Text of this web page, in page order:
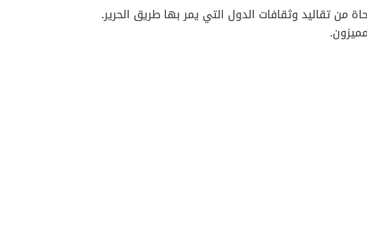
من تقاليد وثقافات الدول التي يمر بها طريق الحرير.